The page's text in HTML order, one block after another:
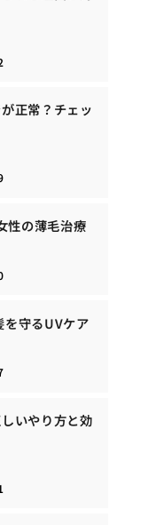
正常？チェッ
性の薄毛治療
を守るUVケア
いやり方と効